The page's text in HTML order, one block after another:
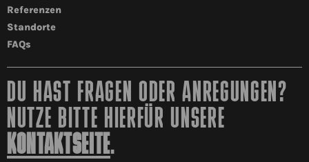
Referenzen
Standorte
FAQs
DU HAST FRAGEN ODER ANREGUNGEN?
NUTZE BITTE HIERFÜR UNSERE
KONTAKTSEITE.